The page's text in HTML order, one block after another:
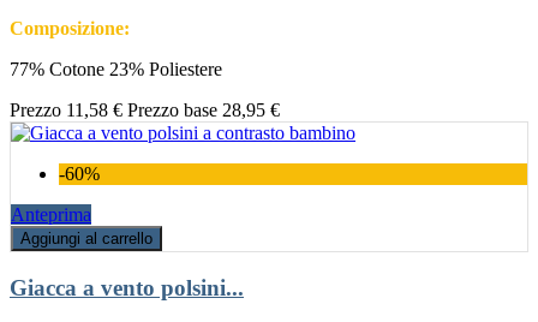
Composizione:
77% Cotone 23% Poliestere
Prezzo 11,58 € Prezzo base 28,95 €
-60%
Anteprima
Aggiungi al carrello
Giacca a vento polsini...